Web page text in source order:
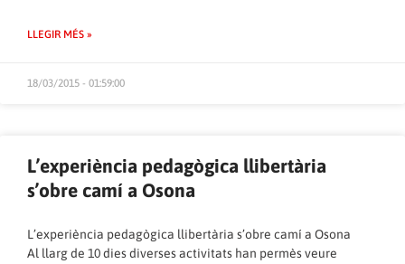
LLEGIR MÉS »
18/03/2015 - 01:59:00
L’experiència pedagògica llibertària
s’obre camí a Osona
L’experiència pedagògica llibertària s’obre camí a Osona
Al llarg de 10 dies diverses activitats han permès veure